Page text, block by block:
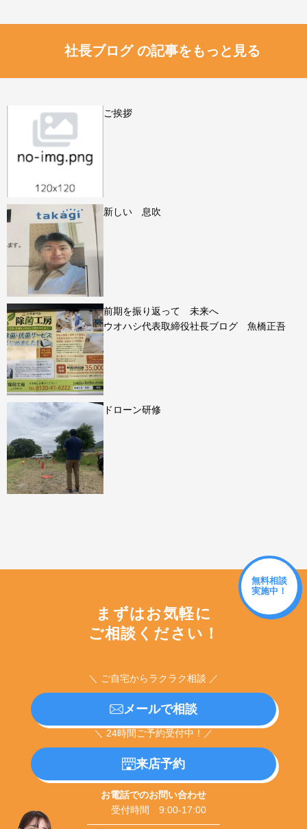
社長ブログ の記事をもっと見る
ご挨拶
新しい 息吹
前期を振り返って 未来へ
ウオハシ代表取締役社長ブログ 魚橋正吾
ドローン研修
無料相談
実施中！
まずはお気軽に
ご相談ください！
＼ ご自宅からラクラク相談 ／
メールで相談
＼ 24時間ご予約受付中！／
来店予約
お電話でのお問い合わせ
受付時間 9:00-17:00